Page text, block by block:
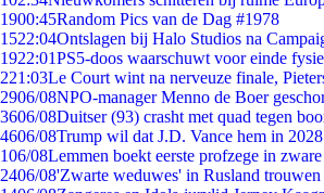
1900:45Random Pics van de Dag #1978
1522:04Ontslagen bij Halo Studios na
1922:01PS5-doos waarschuwt voor einde
221:03Le Court wint na nerveuze finale,
2906/08NPO-manager Menno de Boer
3606/08Duitser (93) crasht met quad tegen
4606/08Trump wil dat J.D. Vance hem in
106/08Lemmen boekt eerste profzege in
2406/08'Zwarte weduwes' in Rusland